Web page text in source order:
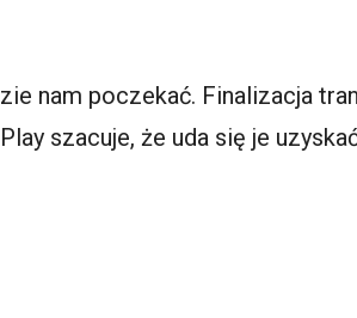
nam poczekać. Finalizacja
szacuje, że uda się je